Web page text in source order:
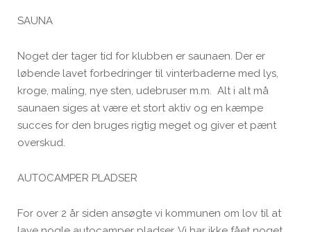
SAUNA
Noget der tager tid for klubben er saunaen. Der er
løbende lavet forbedringer til vinterbaderne med lys,
kroge, maling, nye sten, udebruser m.m. Alt i alt må
saunaen siges at være et stort aktiv og en kæmpe
succes for den bruges rigtig meget og giver et pænt
overskud.
AUTOCAMPER PLADSER
For over 2 år siden ansøgte vi kommunen om lov til at